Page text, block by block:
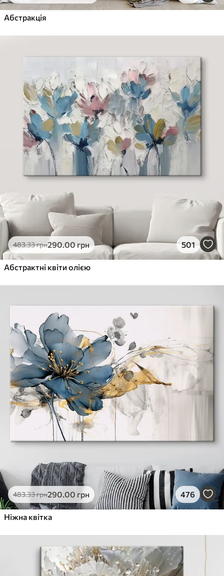
Абстракція
483.33грн290.00грн 501
Абстрактні квіти олією
483.33грн290.00 грн 476
Ніжна квітка